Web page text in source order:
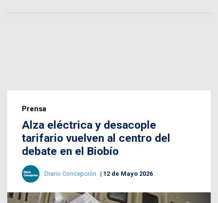
Prensa
Alza eléctrica y desacople
tarifario vuelven al centro del
debate en el Biobío
Diario Concepción 12 de Mayo 2026